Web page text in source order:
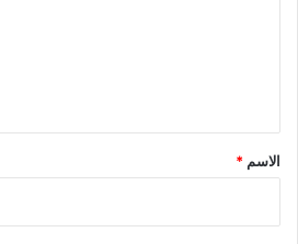
*
الاسم *